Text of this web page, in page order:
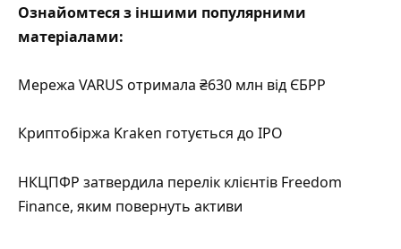
Ознайомтеся з іншими популярними
матеріалами:
Мережа VARUS отримала ₴630 млн від ЄБРР
Криптобіржа Kraken готується до IPO
НКЦПФР затвердила перелік клієнтів Freedom
Finance, яким повернуть активи